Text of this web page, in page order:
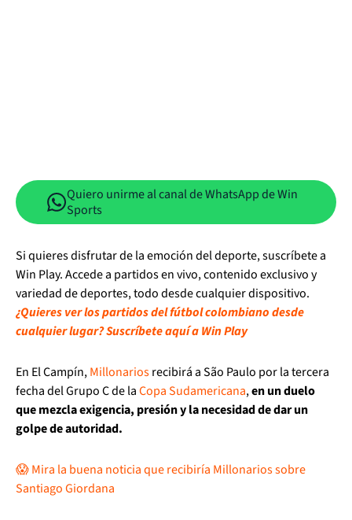
Quiero unirme al canal de WhatsApp de Win
Sports
Si quieres disfrutar de la emoción del deporte, suscríbete a
Win Play. Accede a partidos en vivo, contenido exclusivo y
variedad de deportes, todo desde cualquier dispositivo.
¿Quieres ver los partidos del fútbol colombiano desde
cualquier lugar? Suscríbete aquí a Win Play
En El Campín,Millonariosrecibirá a São Paulo por la tercera
fecha del Grupo C de laCopa Sudamericana,en un duelo
que mezcla exigencia, presión y la necesidad de dar un
golpe de autoridad.
😱 Mira la buena noticia que recibiría Millonarios sobre
Santiago Giordana